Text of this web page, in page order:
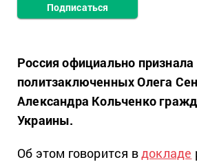
Подписаться
Россия официально признала
политзаключенных Олега
Александра Кольченко
Украины.
Об этом говорится вдокладе